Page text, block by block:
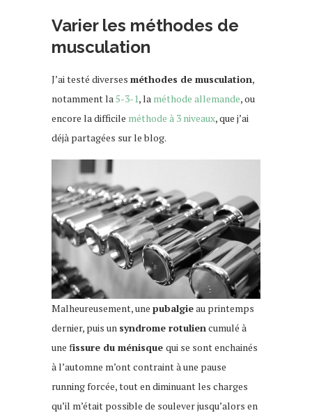
Varier les méthodes de
musculation
J’ai testé diverses méthodes de musculation,
notamment la 5-3-1, la méthode allemande, ou
encore la difficile méthode à 3 niveaux, que j’ai
déjà partagées sur le blog.
Malheureusement, une pubalgieau printemps
dernier, puis un syndrome rotulien cumulé à
une fissure du ménisque qui se sont enchainés
à l’automne m’ont contraint à une pause
running forcée, tout en diminuant les charges
qu’il m’était possible de soulever jusqu’alors en